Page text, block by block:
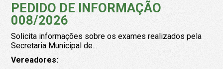
PEDIDO DE INFORMAÇÃO
008/2026
Solicita informações sobre os exames realizados pela
Secretaria Municipal de...
Vereadores: